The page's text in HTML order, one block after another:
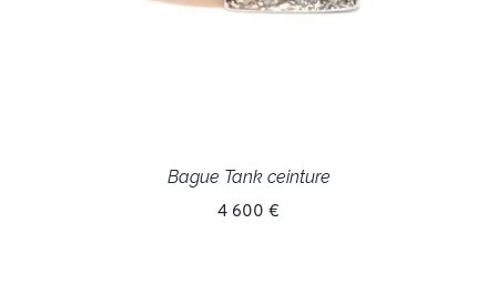
Bague Tank ceinture
4 600 €